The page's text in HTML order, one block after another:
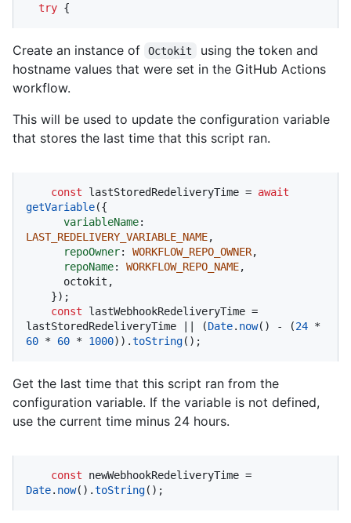
try {
Create an instance of Octokit
using the token and
hostname values that were set in the GitHub Actions
workflow.
This will be used to update the configuration variable
that stores the last time that this script ran.
const lastStoredRedeliveryTime = await
getVariable({
variableName
LAST_REDELIVERY_VARIABLE_NAME,
repoOwner: WORKFLOW_REPO_OWNER,
repoName: WORKFLOW_REPO_NAME,
const lastWebhookRedeliveryTime =
lastStoredRedeliveryTime || (Date. now() - (24
60 * 60 * 1000)).toString();
Get the last time that this script ran from the
configuration variable. If the variable is not defined,
use the current time minus 24 hours.
const
Date. now().toString();